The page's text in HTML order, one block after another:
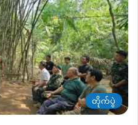
တိုက်ပွဲ